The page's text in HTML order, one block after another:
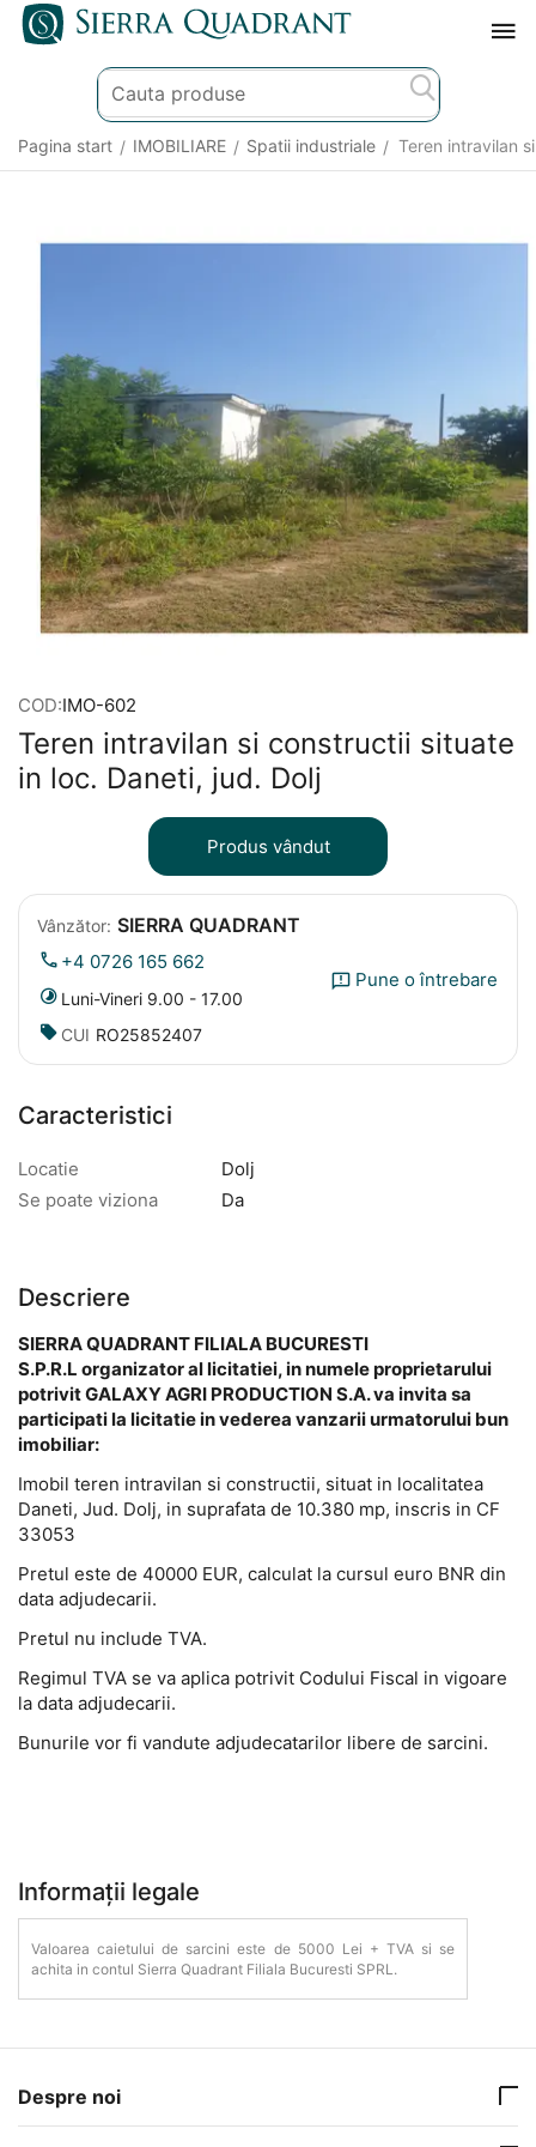
Pagina start / IMOBILIARE / Spatii industriale / Teren intravilan
COD:IMO-602
Teren intravilan si constructii situate
in loc. Daneti, jud. Dolj
Produs vândut
Vânzător: SIERRA QUADRANT
+4 0726 165 662
Luni-Vineri 9.00 - 17.00
CUI RO25852407
Pune o întrebare
Caracteristici
Locatie
Dolj
Se poate viziona
Da
Descriere
SIERRA QUADRANT FILIALA BUCURESTI
S.P.R.L organizator al licitatiei, in numele proprietarului
potrivitGALAXY AGRI PRODUCTION S.A. va invita sa
participati la licitatie in vederea vanzarii urmatorului bun
imobiliar:
Imobil teren intravilan si constructii, situat in localitatea
Daneti, Jud. Dolj, in suprafata de 10.380 mp, inscris in CF
33053
Pretul este de 40000 EUR, calculat la cursul euro BNR din
data adjudecarii.
Pretul nu include TVA.
Regimul TVA se va aplica potrivit Codului Fiscal in vigoare
la data adjudecarii.
Bunurile vor fi vandute adjudecatarilor libere de sarcini.
Informații legale
Valoarea caietului de sarcini este de 5000 Lei + TVA si se
achita in contul Sierra Quadrant Filiala Bucuresti SPRL.
Despre noi